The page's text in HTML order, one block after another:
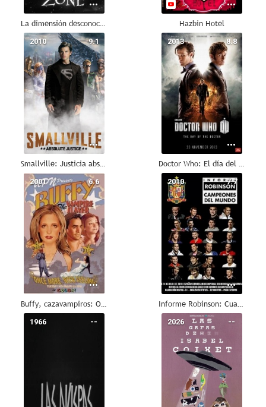
La dimensión desconocida: A su imagen Hazbin Hotel
9.1
2010
Smallville: Justicia absoluta
8.8
2013
Doctor Who: El día del Doctor
6.6
2001
Buffy, cazavampiros: Otra vez con más sentimiento
7.7
2010
Informe Robinson: Cuando fuimos campeones
--
1966 --
2026